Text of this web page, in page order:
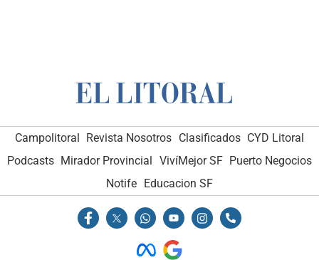
Campolitoral Revista Nosotros Clasificados CYD Litoral
Podcasts Mirador Provincial VivíMejor SF Puerto Negocios
Notife Educacion SF